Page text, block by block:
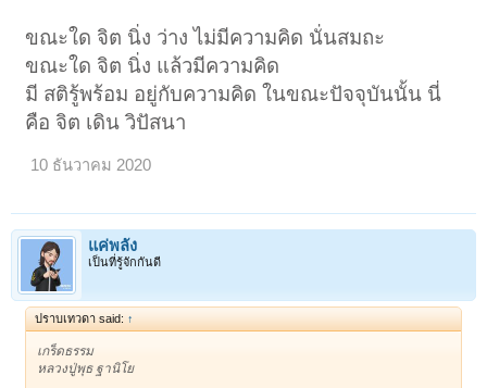
ขณะใด จิต นิ่ง ว่าง ไม่มีความคิด นั่นสมถะ
ขณะใด จิต นิ่ง แล้วมีความคิด
มี สติรู้พร้อม อยู่กับความคิด ในขณะปัจจุบันนั้น นี่
คือ จิต เดิน วิปัสนา
10 ธันวาคม 2020
แค่พลัง
เป็นที่รู้จักกันดี
ปราบเทวดา said: ↑
เกร็ดธรรม
หลวงปู่พุธ ฐานิโย